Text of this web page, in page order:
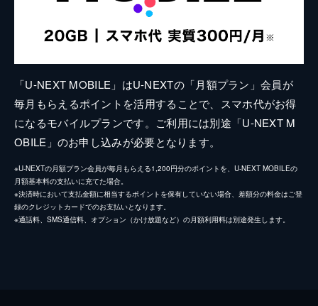
「U-NEXT MOBILE」はU-NEXTの「月額プラン」会員が
毎月もらえるポイントを活用することで、スマホ代がお得
になるモバイルプランです。ご利用には別途「U-NEXT M
OBILE」のお申し込みが必要となります。
※U-NEXTの月額プラン会員が毎月もらえる1,200円分のポイントを、U-NEXT MOBILEの
月額基本料の支払いに充てた場合。
※決済時において支払金額に相当するポイントを保有していない場合、差額分の料金はご登
録のクレジットカードでのお支払いとなります。
※通話料、SMS通信料、オプション（かけ放題など）の月額利用料は別途発生します。